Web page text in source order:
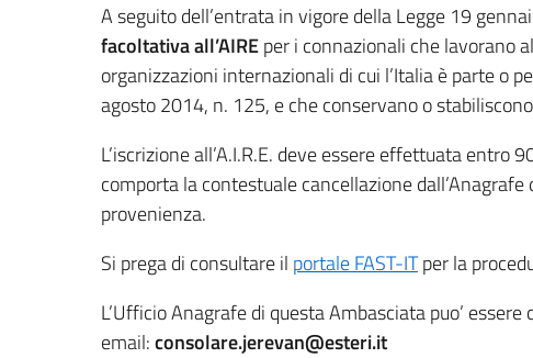
A seguito dell’entrata in vigore della Legge 19
facoltativa all’AIREper i connazionali che lavorano
organizzazioni internazionali di cui l’Italia è parte o
agosto 2014, n. 125, e che conservano o
L’iscrizione all’A.I.R.E. deve essere effettuata
comporta la contestuale cancellazione
provenienza.
Si prega di consultare il portale FAST-ITper la
L’Ufficio Anagrafe di questa Ambasciata puo’
email:consolare.jerevan@esteri.it